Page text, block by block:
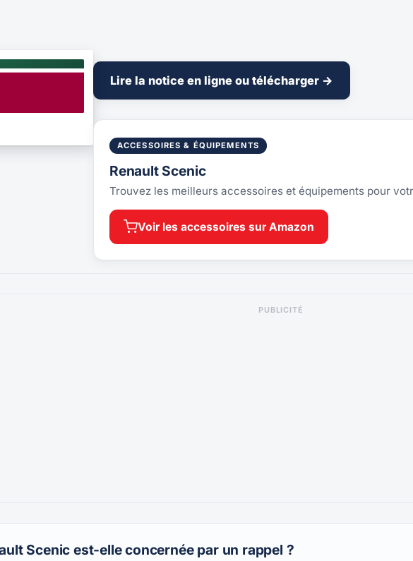
Lire la notice en ligne ou télécharger →
ACCESSOIRES & ÉQUIPEMENTS
Renault Scenic
Trouvez les meilleurs accessoires et équipements pour
Voir les accessoires sur Amazon
PUBLICITÉ
Scenic est-elle concernée par un rappel ?